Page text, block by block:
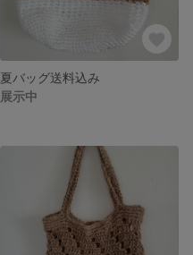
夏バッグ送料込み
展示中